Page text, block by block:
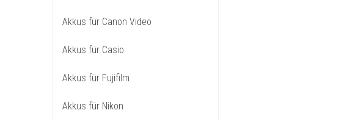
Akkus für Canon Video
Akkus für Casio
Akkus für Fujifilm
Akkus für Nikon